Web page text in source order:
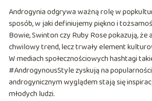
Androgynia odgrywa ważną rolę w
sposób, w jaki definiujemy piękno i
Bowie, Swinton czy Ruby Rose pokazują,
chwilowy trend, lecz trwały element
W mediach społecznościowych hashtagi
#AndrogynousStyle zyskują na
androgynicznym wyglądem stają się
młodych ludzi.